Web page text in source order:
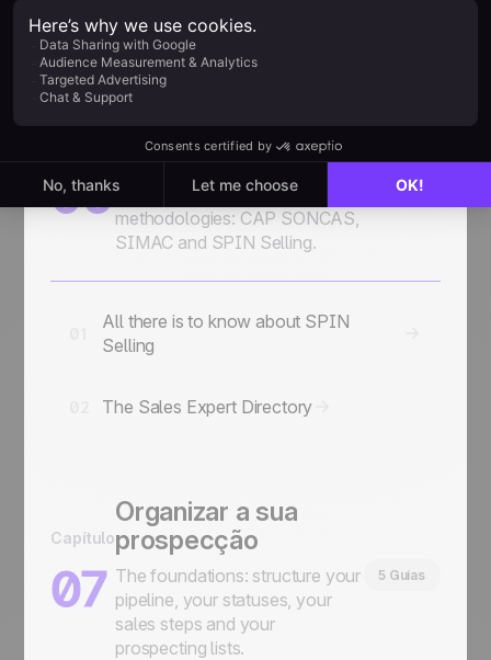
02
integração direta
06
Recursos de vendas
adicionais
The major sales
methodologies: CAP SONCAS,
SIMAC and SPIN Selling.
2 Guias
All there is to know about SPIN
Selling
The Sales Expert Directory
Capítulo
07
Organizar a sua
prospecção
The foundations: structure your
pipeline, your statuses, your
sales steps and your
prospecting lists.
5 Guias